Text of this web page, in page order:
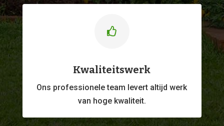

Kwaliteitswerk
Ons professioneleteam levert altijd werk
van hoge kwaliteit.